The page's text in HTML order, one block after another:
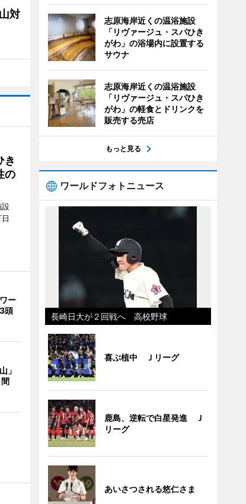
対
き
の
設
ー
頭
」
志原海岸近くの温浴施設
「リヴァージュ・スパひき
がわ」の浴場内に設置する
サウナ
志原海岸近くの温浴施設
「リヴァージュ・スパひき
がわ」の軽食とドリンクを
販売する売店
もっと見る
ワールドフォトニュース
長崎日大が２回戦へ 高校野球
喜ぶ植中 Ｊリーグ
鹿島、逆転で白星発進 Ｊ
リーグ
あいさつされる悠仁さま